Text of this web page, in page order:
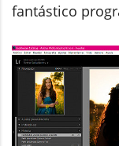
fantástico